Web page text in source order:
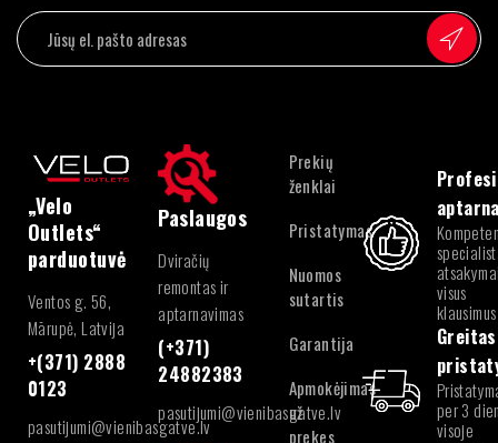
„Velo
Outlets“
parduotuvė
Ventos g. 56,
Mārupė, Latvija
+(371) 2888
0123
pasutijumi@vienibasgatve.lv
Paslaugos
Dviračių
remontas ir
aptarnavimas
(+371)
24882383
pasutijumi@vienibasgatve.lv
Prekių
ženklai
Pristatymas
Nuomos
sutartis
Garantija
Apmokėjimas
už
prekes
visus
klausimus
Greitas
per 3
visoje